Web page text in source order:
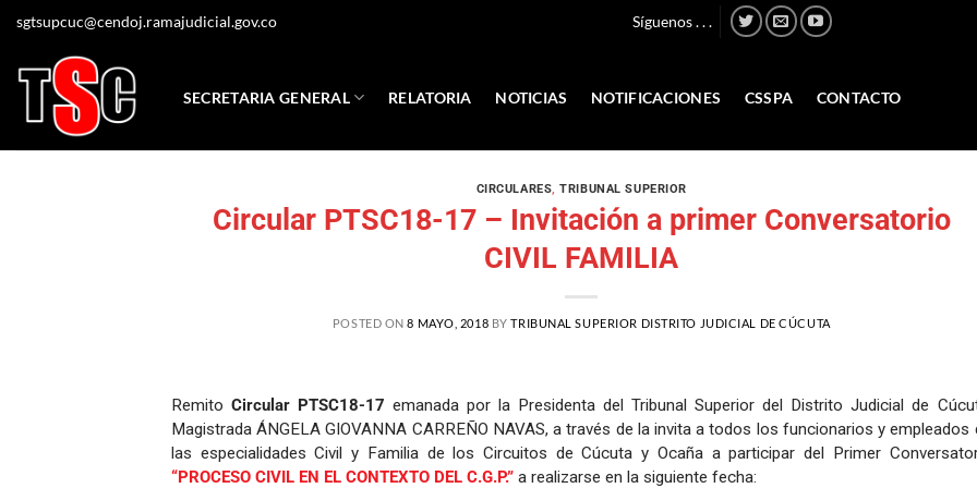
sgtsupcuc@cendoj.ramajudicial.gov.co Síguenos . . .
SECRETARIA GENERAL RELATORIA NOTICIAS NOTIFICACIONES CSSPA CONTACTO
CIRCULARES,TRIBUNAL SUPERIOR
Circular PTSC18-17 – Invitación a primer Conversatorio
CIVIL FAMILIA
POSTED ON8 MAYO, 2018 BYTRIBUNAL SUPERIOR DISTRITO JUDICIAL DE CÚCUTA
RemitoCircular PTSC18-17 emanada por la Presidenta del Tribunal Superior del Distrito Judicial de
Magistrada ÁNGELA GIOVANNA CARREÑO NAVAS, a través de la invita a todos los funcionarios y empleados
las especialidades Civil y Familia de los Circuitos de Cúcuta y Ocaña a participar del Primer
“PROCESO CIVIL EN EL CONTEXTO DEL C.G.P.” a realizarse en la siguiente fecha: